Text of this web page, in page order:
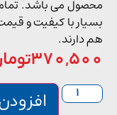
می باشد. تمامی
با کیفیت و قیمت
تومان
افزودن